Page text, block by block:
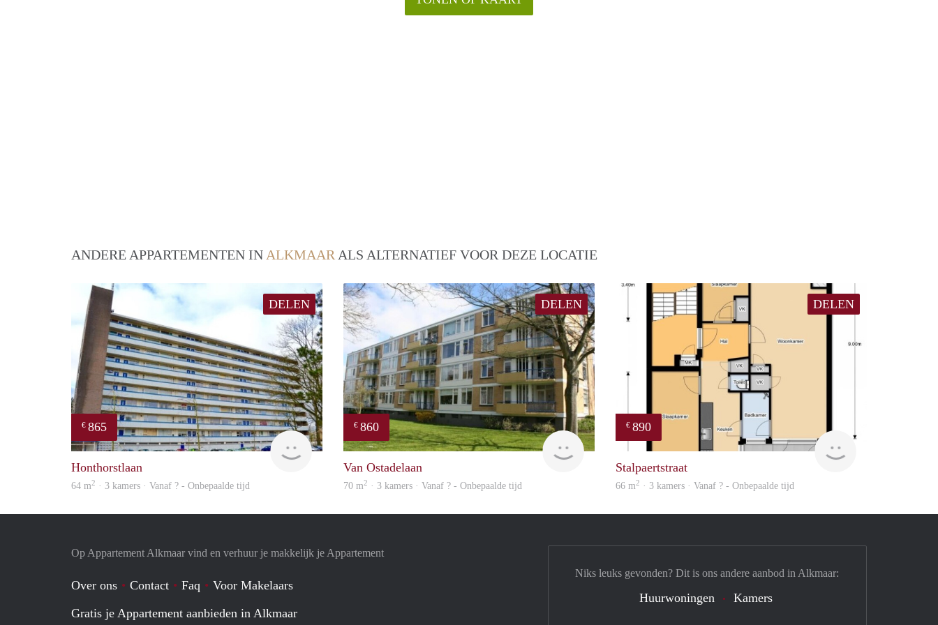
ANDERE APPARTEMENTEN IN ALKMAAR ALS ALTERNATIEF VOOR DEZE LOCATIE
DELEN
€ 865
rent
Honthorstlaan
64 m2 · 3 kamers · Vanaf ? - Onbepaalde tijd
DELEN
€ 860
finder
Van Ostadelaan
70 m2 · 3 kamers · Vanaf ? - Onbepaalde tijd
DELEN
€ 890
finder
Stalpaertstraat
66 m2 · 3 kamers · Vanaf ? - Onbepaalde tijd
Op Appartement Alkmaar vind en verhuur je makkelijk je Appartement
Over ons Contact Faq
Voor Makelaars
Gratis je Appartement aanbieden in Alkmaar
Niks leuks gevonden? Dit is ons andere aanbod in Alkmaar:
Huurwoningen Kamers